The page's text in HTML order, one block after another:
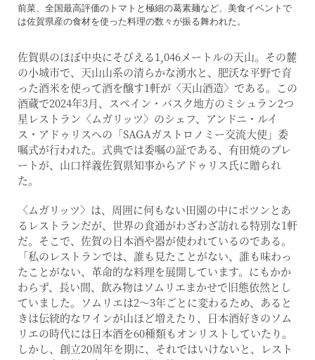
前菜、全国最高評価のトマトと極細の葛素麺など、美食イベントで
は佐賀県産の食材を使った料理の数々が振る舞われた。
佐賀県のほぼ中央にそびえる1,046メートルの天山。その麓
の小城市で、天山山系の清らかな湧水と、肥沃な平野で育
った酒米を使って酒を醸す1軒が〈天山酒造〉である。この
酒蔵で2024年3月、スペイン・バスク地方のミシュラン2つ
星レストラン〈ムガリッツ〉のシェフ、アンドニ・ルイ
ス・アドゥリスへの「SAGAガストロノミー交流大使」委
嘱式が行われた。式典では委嘱の証である、有田焼のプレ
ートが、山口祥義佐賀県知事からアドゥリス氏に贈られ
た。
〈ムガリッツ〉は、周囲に何もない田園の中にポツンとあ
るレストランだが、世界の食通がわざわざ訪れる特別な1軒
だ。そこで、佐賀の日本酒や器が使われているのである。
「私のレストランでは、誰も見たことがない、誰も味わっ
たことがない、革命的な料理を展開しています。にもかか
わらず、長い間、飲み物はソムリエまかせで旧態依然とし
ていました。ソムリエは2〜3年ごとに変わるため、あると
きは伝統的なワインが山ほど増えたり、日本酒好きのソム
リエの時代には日本酒を60種類もオンリストしていたり。
しかし、創立20周年を期に、それではいけないと、レスト